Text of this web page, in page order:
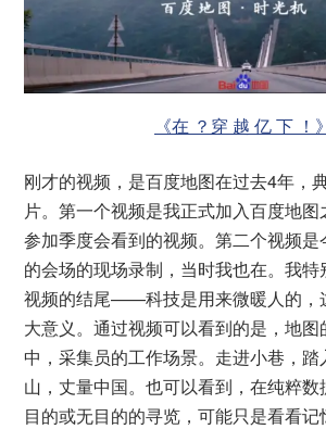
《在 ？穿 越 亿 下 ！》
刚才的视频，是百度地图在过去4年，
片。第一个视频是我正式加入百度地
参加季度会看到的视频。第二个视频
的会场的现场录制，当时我也在。我
视频的结尾——科技是用来微暖人的，
大意义。通过视频可以看到的是，地
中，采集员的工作场景。走进小巷，踏
山，丈量中国。也可以看到，在纯粹
目的或无目的的寻览，可能只是看看